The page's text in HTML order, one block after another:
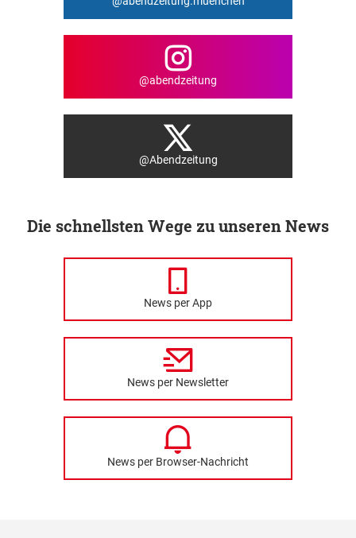
@abendzeitung
@Abendzeitung
Die schnellsten Wege zu unseren News
News per App
News per Newsletter
News per Browser-Nachricht